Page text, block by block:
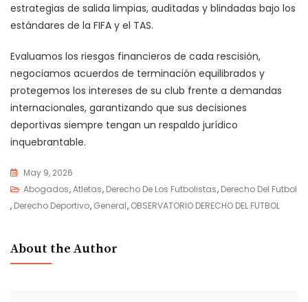
estrategias de salida limpias, auditadas y blindadas bajo los
estándares de la FIFA y el TAS.
Evaluamos los riesgos financieros de cada rescisión,
negociamos acuerdos de terminación equilibrados y
protegemos los intereses de su club frente a demandas
internacionales, garantizando que sus decisiones
deportivas siempre tengan un respaldo jurídico
inquebrantable.
May 9, 2026
Abogados,Atletas, Derecho De Los Futbolistas, Derecho Del Futbol
, Derecho Deportivo, General, OBSERVATORIO DERECHO DEL FUTBOL
About the Author